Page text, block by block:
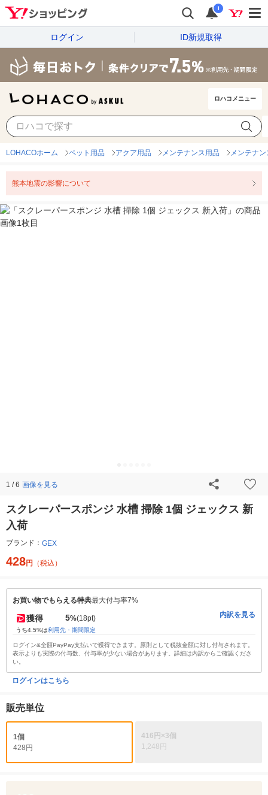
i
ログイン ID新規取得
ロハコメニュー
LOHACOホーム ペット用品 アクア用品 メンテナンス用品 メンテナ
熊本地震の影響について
1 / 6 画像を見る
スクレーパースポンジ 水槽 掃除 1個 ジェックス 新
入荷
ブランド： GEX
428円 （税込）
お買い物でもらえる特典最大付与率7%
獲得 5%(18pt)
うち4.5%は利用先・期間限定
内訳を見る
ログイン&全額PayPay支払いで獲得できます。原則として税抜金額に対し付与されます。
表示よりも実際の付与数、付与率が少ない場合があります。詳細は内訳からご確認くださ
い。
ログインはこちら
販売単位
1個
428円
416円×3個
1,248円